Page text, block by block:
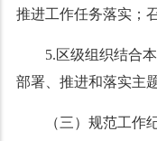
推进工作任务落实；
5.区级组织结合
部署、推进和落实主
（三）规范工作